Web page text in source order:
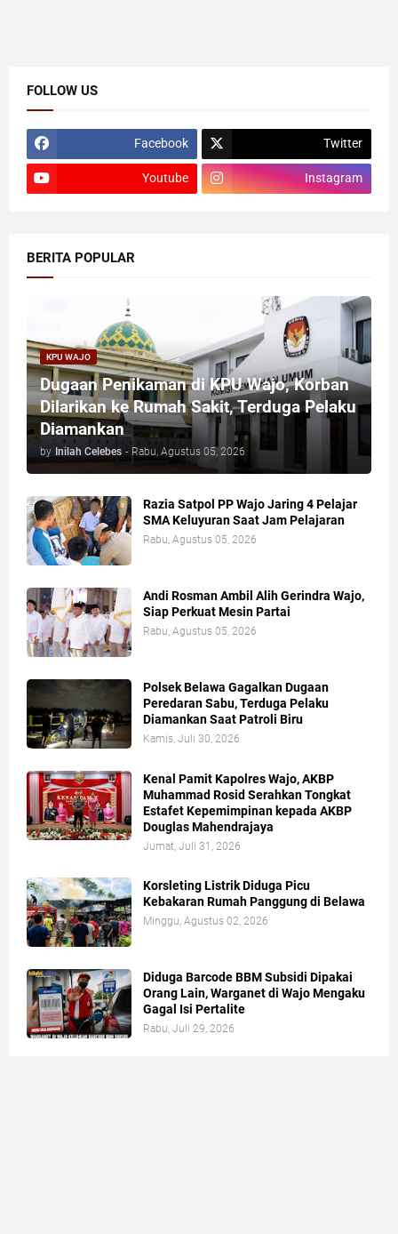
FOLLOW US
Facebook Twitter
Youtube Instagram
BERITA POPULAR
KPU WAJO
Dugaan Penikaman di KPU Wajo, Korban
Dilarikan ke Rumah Sakit, Terduga Pelaku
Diamankan
by Inilah Celebes - Rabu, Agustus 05, 2026
Razia Satpol PP Wajo Jaring 4 Pelajar
SMA Keluyuran Saat Jam Pelajaran
Rabu, Agustus 05, 2026
Andi Rosman Ambil Alih Gerindra Wajo,
Siap Perkuat Mesin Partai
Rabu, Agustus 05, 2026
Polsek Belawa Gagalkan Dugaan
Peredaran Sabu, Terduga Pelaku
Diamankan Saat Patroli Biru
Kamis, Juli 30, 2026
Kenal Pamit Kapolres Wajo, AKBP
Muhammad Rosid Serahkan Tongkat
Estafet Kepemimpinan kepada AKBP
Douglas Mahendrajaya
Jumat, Juli 31, 2026
Korsleting Listrik Diduga Picu
Kebakaran Rumah Panggung di Belawa
Minggu, Agustus 02, 2026
Diduga Barcode BBM Subsidi Dipakai
Orang Lain, Warganet di Wajo Mengaku
Gagal Isi Pertalite
Rabu, Juli 29, 2026